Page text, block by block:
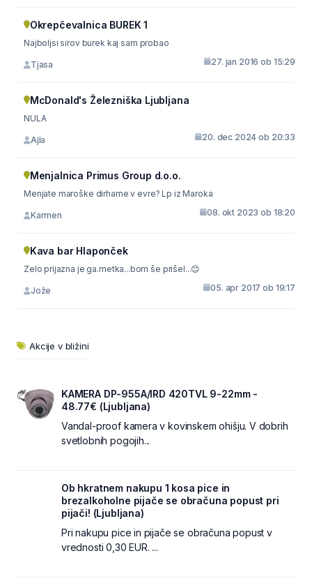
Okrepčevalnica BUREK 1
Najboljsi sirov burek kaj sam probao
Tjasa 27. jan 2016 ob 15:29
McDonald's Železniška Ljubljana
NULA
Ajla 20. dec 2024 ob 20:33
Menjalnica Primus Group d.o.o.
Menjate maroške dirhame v evre? Lp iz Maroka
Karmen 08. okt 2023 ob 18:20
Kava bar Hlaponček
Zelo prijazna je ga.metka...bom še prišel...😊
Jože 05. apr 2017 ob 19:17
Akcije v bližini
KAMERA DP-955A/IRD 420TVL 9-22mm -
48.77€ (Ljubljana)
Vandal-proof kamera v kovinskem ohišju. V dobrih
svetlobnih pogojih...
Ob hkratnem nakupu 1 kosa pice in
brezalkoholne pijače se obračuna popust pri
pijači! (Ljubljana)
Pri nakupu pice in pijače se obračuna popust v
vrednosti 0,30 EUR. ...